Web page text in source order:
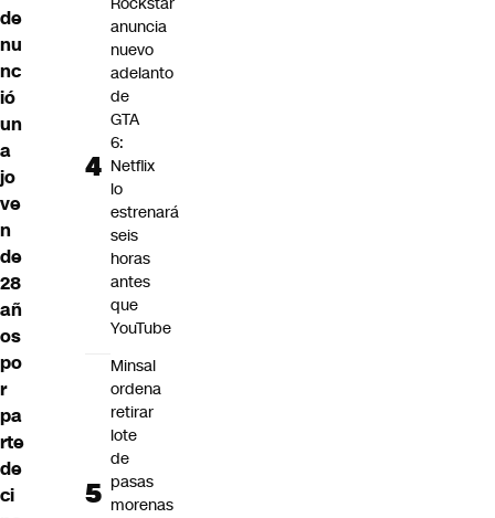
de
nu
nc
ió
un
a
jo
ve
n
de
28
añ
os
po
r
pa
rte
de
ci
anuncia
nuevo
adelanto
de
GTA
6:
Netflix
lo
estrenará
seis
horas
antes
que
YouTube
Minsal
ordena
retirar
lote
de
pasas
morenas